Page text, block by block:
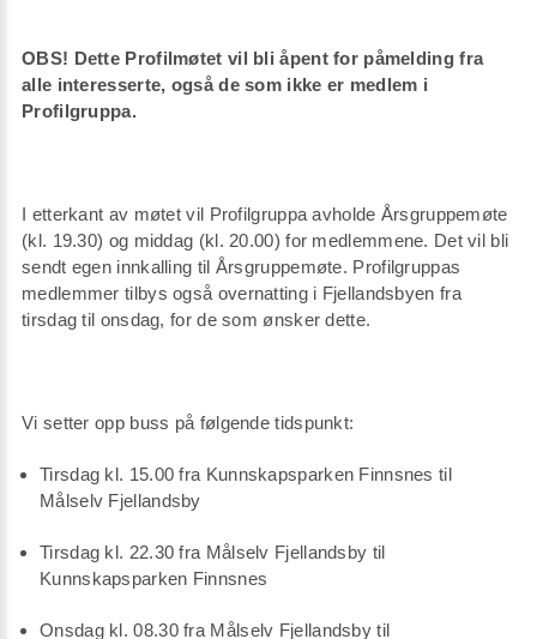
OBS! Dette Profilmøtet vil bli åpent for påmelding fra
alle interesserte, også de som ikke er medlem i
Profilgruppa.
I etterkant av møtet vil Profilgruppa avholde Årsgruppemøte
(kl. 19.30) og middag (kl. 20.00) for medlemmene. Det vil bli
sendt egen innkalling til Årsgruppemøte. Profilgruppas
medlemmer tilbys også overnatting i Fjellandsbyen fra
tirsdag til onsdag, for de som ønsker dette.
Vi setter opp buss på følgende tidspunkt:
Tirsdag kl. 15.00 fra Kunnskapsparken Finnsnes til
Målselv Fjellandsby
Tirsdag kl. 22.30 fra Målselv Fjellandsby til
Kunnskapsparken Finnsnes
Onsdag kl. 08.30 fra Målselv Fjellandsby til